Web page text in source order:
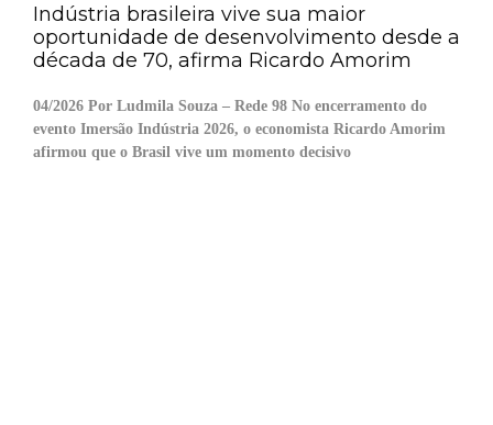
Indústria brasileira vive sua maior
oportunidade de desenvolvimento desde a
década de 70, afirma Ricardo Amorim
04/2026 Por Ludmila Souza – Rede 98 No encerramento do
evento Imersão Indústria 2026, o economista Ricardo Amorim
afirmou que o Brasil vive um momento decisivo